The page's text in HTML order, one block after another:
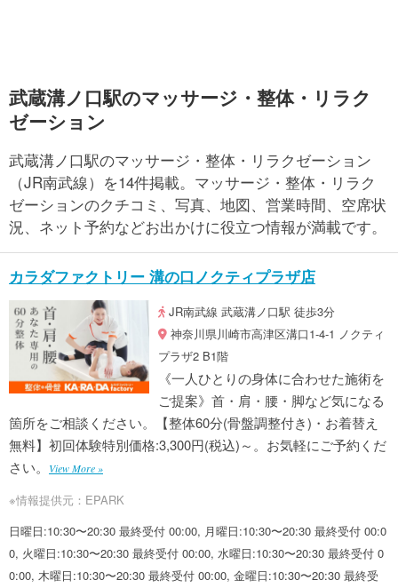
武蔵溝ノ口駅のマッサージ・整体・リラク
ゼーション
武蔵溝ノ口駅のマッサージ・整体・リラクゼーション
（JR南武線）を14件掲載。マッサージ・整体・リラク
ゼーションのクチコミ、写真、地図、営業時間、空席状
況、ネット予約などお出かけに役立つ情報が満載です。
カラダファクトリー 溝の口ノクティプラザ店
JR南武線 武蔵溝ノ口駅 徒歩3分
神奈川県川崎市高津区溝口1-4-1 ノクティ
プラザ2 B1階
《一人ひとりの身体に合わせた施術を
ご提案》首・肩・腰・脚など気になる
箇所をご相談ください。【整体60分(骨盤調整付き)・お着替え
無料】初回体験特別価格:3,300円(税込)～。お気軽にご予約くだ
さい。
View More »
※情報提供元：EPARK
日曜日:10:30〜20:30 最終受付 00:00, 月曜日:10:30〜20:30 最終受付 00:0
0, 火曜日:10:30〜20:30 最終受付 00:00, 水曜日:10:30〜20:30 最終受付 0
0:00, 木曜日:10:30〜20:30 最終受付 00:00, 金曜日:10:30〜20:30 最終受